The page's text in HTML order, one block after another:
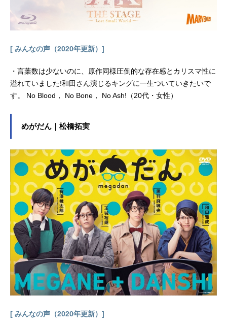
[ みんなの声（2020年更新）]
・言葉数は少ないのに、原作同様圧倒的な存在感とカリスマ性に
溢れていました!和田さん演じるキングに一生ついていきたいで
す。 No Blood， No Bone， No Ash!（20代・女性）
めがだん｜松橋拓実
[ みんなの声（2020年更新）]